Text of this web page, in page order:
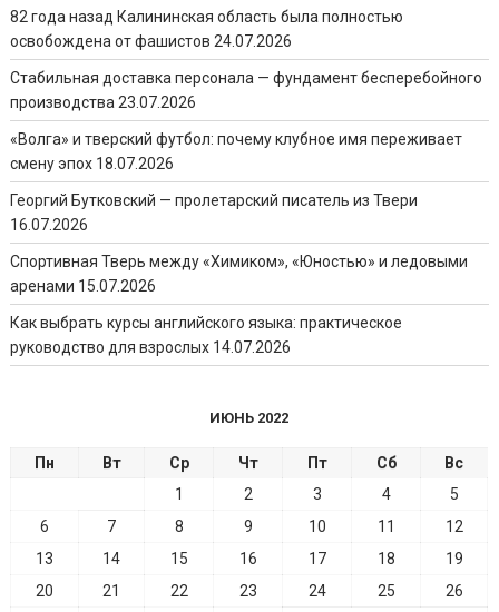
82 года назад Калининская область была полностью
освобождена от фашистов 24.07.2026
Стабильная доставка персонала — фундамент бесперебойного
производства 23.07.2026
«Волга» и тверский футбол: почему клубное имя переживает
смену эпох 18.07.2026
Георгий Бутковский — пролетарский писатель из Твери
16.07.2026
Спортивная Тверь между «Химиком», «Юностью» и ледовыми
аренами 15.07.2026
Как выбрать курсы английского языка: практическое
руководство для взрослых 14.07.2026
ИЮНЬ 2022
Пн Вт Ср Чт Пт Сб
Вс
1
2 3 4
5
6
7 8 9 10 11
12
13
14 15 16 17 18
19
20
21 22 23 24 25
26